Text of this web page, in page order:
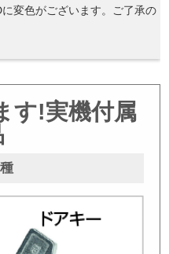
変色がございます。ご了承の
す!実機付属